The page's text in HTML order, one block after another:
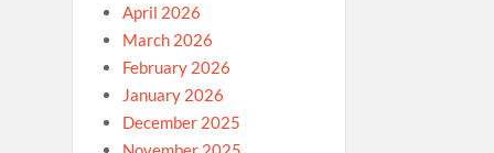
April 2026
March 2026
February 2026
January 2026
December 2025